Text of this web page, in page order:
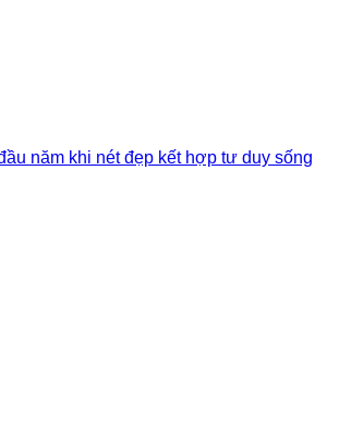
năm khi nét đẹp kết hợp tư duy sống